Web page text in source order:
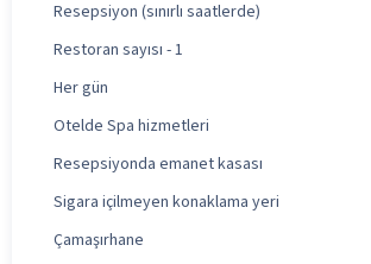
Resepsiyon (sınırlı saatlerde)
Restoran sayısı - 1
Her gün
Otelde Spa hizmetleri
Resepsiyonda emanet kasası
Sigara içilmeyen konaklama yeri
Çamaşırhane